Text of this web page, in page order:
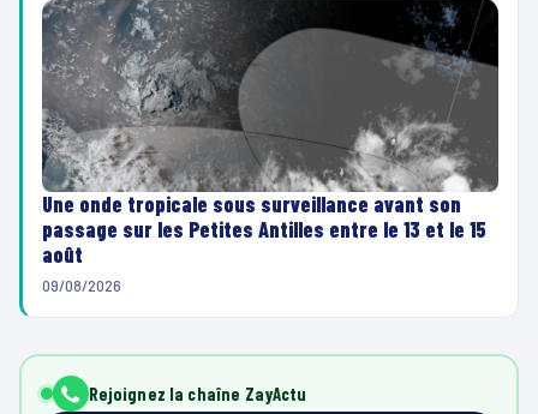
Une onde tropicale sous surveillance avant son
passage sur les Petites Antilles entre le 13 et le 15
août
09/08/2026
Rejoignez la chaîne ZayActu